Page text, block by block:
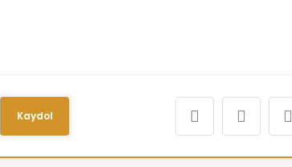
Kaydol